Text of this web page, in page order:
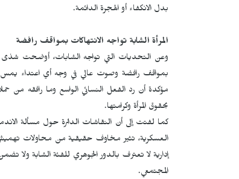
بدل الانكفاء أو الهجرة الدائمة.
المرأة الشابة تواجه الانتهاكات بمواقف رافضة
وعن التحديات التي تواجه الشابات، أوضحت
بمواقف رافضة وصوت عالي في وجه أي اعتداء يمس
مؤكدة أن رد الفعل النسائي الواسع وما رافقه من
بحقوق المرأة وكرامتها.
كما لفتت إلى أن النقاشات الدائرة حول مسألة
العسكرية، تثير مخاوف حقيقية من محاولات
إدارية لا تعترف بالدور الجوهري للفئة الشابة ولا
المجتمعي.